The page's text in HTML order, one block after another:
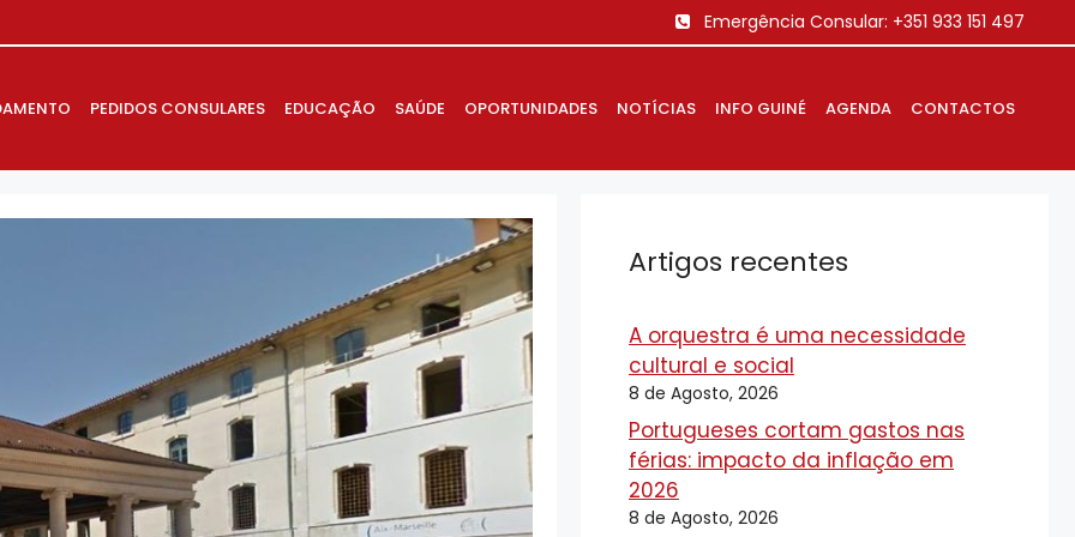
Emergência Consular: +351 933 151 497
PEDIDOS CONSULARES EDUCAÇÃO SAÚDE OPORTUNIDADES NOTÍCIAS INFO GUINÉ AGENDA CONTACTOS
Artigos recentes
A orquestra é uma necessidade
cultural e social
8 de Agosto, 2026
Portugueses cortam gastos nas
férias: impacto da inflação em
2026
8 de Agosto, 2026